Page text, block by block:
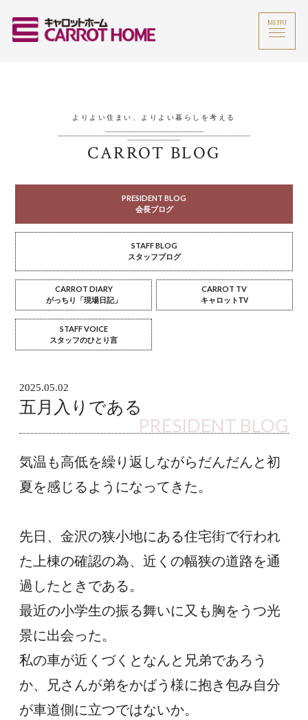
MENU
よりよい住まい、よりよい暮らしを考える
CARROT BLOG
PRESIDENT BLOG
会長ブログ
STAFF BLOG
スタッフブログ
CARROT DIARY
がっちり「現場日記」
CARROT TV
キャロットTV
STAFF VOICE
スタッフのひとり言
2025.05.02
五月入りである
PRESIDENT BLOG
気温も高低を繰り返しながらだんだんと初
夏を感じるようになってきた。
先日、金沢の狭小地にある住宅街で行われ
た上棟の確認の為、近くの幅狭の道路を通
過したときである。
最近の小学生の振る舞いに又も胸をうつ光
景に出会った。
私の車が近くづくとなんと兄弟であろう
か、兄さんが弟をかばう様に抱き包み自分
が車道側に立つではないか。